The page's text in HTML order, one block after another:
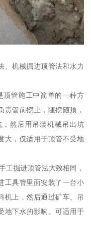
、机械掘进顶管法和水力
顶管施工中简单的一种方
管前挖土，随挖随顶，
然后用吊装机械吊出坑
大，仅适用于顶管不受地
工掘进顶管法大致相同，
工具管里面安装了一台小
机上，然后通过矿车、吊
地下水的影响。可适用于